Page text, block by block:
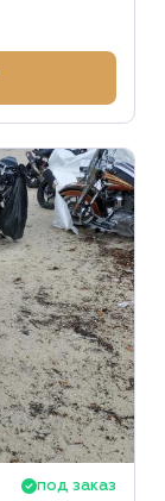
под заказ